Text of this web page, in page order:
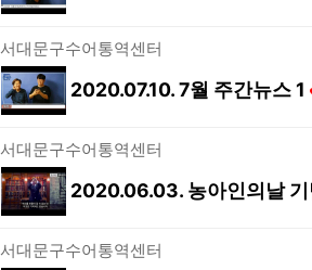
서대문구수어통역센터
2020.07.10. 7월 주간뉴스 1
서대문구수어통역센터
2020.06.03. 농아인의날
서대문구수어통역센터